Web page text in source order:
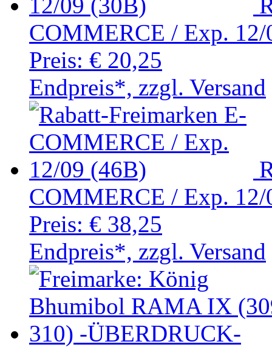
COMMERCE / Exp.
Preis: € 20,25
Endpreis*, zzgl. Versand
COMMERCE / Exp.
Preis: € 38,25
Endpreis*, zzgl. Versand